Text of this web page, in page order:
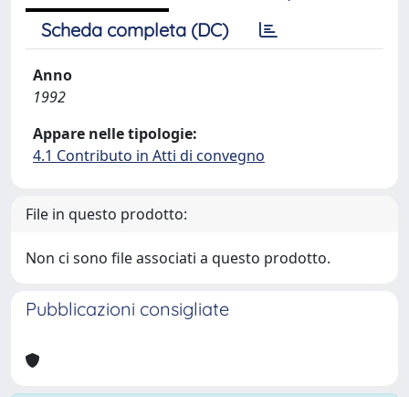
Scheda completa (DC)
Anno
1992
Appare nelle tipologie:
4.1 Contributo in Atti di convegno
File in questo prodotto:
Non ci sono file associati a questo prodotto.
Pubblicazioni consigliate